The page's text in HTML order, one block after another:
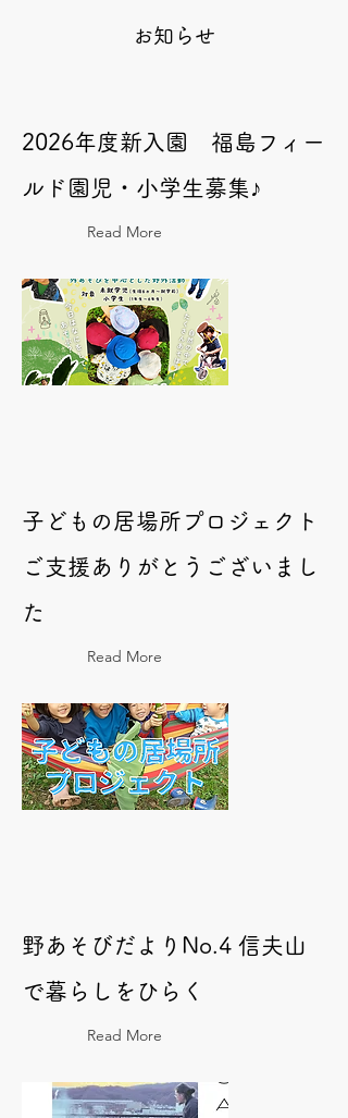
お知らせ
2026年度新入園 福島フィー
ルド園児・小学生募集♪
Read More
子どもの居場所プロジェクト
ご支援ありがとうございまし
た
Read More
野あそびだよりNo.4 信夫山
で暮らしをひらく
Read More